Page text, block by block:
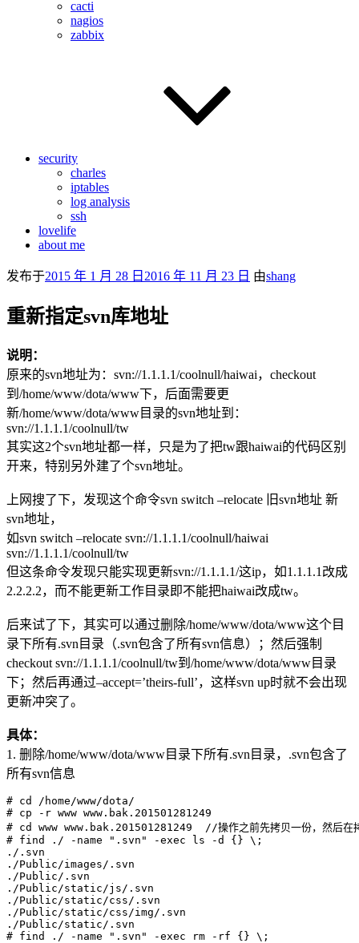
cacti
nagios
zabbix
security
charles
iptables
log analysis
ssh
lovelife
about me
发布于2015 年 1 月 28 日 2016 年 11 月 23 日 由shang
重新指定svn库地址
说明：
原来的svn地址为：svn://1.1.1.1/coolnull/haiwai，checkout
到/home/www/dota/www下，后面需要更
新/home/www/dota/www目录的svn地址到：
svn://1.1.1.1/coolnull/tw
其实这2个svn地址都一样，只是为了把tw跟haiwai的代码区别
开来，特别另外建了个svn地址。
上网搜了下，发现这个命令svn switch –relocate 旧svn地址 新
svn地址，
如svn switch –relocate svn://1.1.1.1/coolnull/haiwai
svn://1.1.1.1/coolnull/tw
但这条命令发现只能实现更新svn://1.1.1.1/这ip，如1.1.1.1改成
2.2.2.2，而不能更新工作目录即不能把haiwai改成tw。
后来试了下，其实可以通过删除/home/www/dota/www这个目
录下所有.svn目录（.svn包含了所有svn信息）；然后强制
checkout svn://1.1.1.1/coolnull/tw到/home/www/dota/www目录
下；然后再通过–accept=’theirs-full’，这样svn up时就不会出现
更新冲突了。
具体：
1. 删除/home/www/dota/www目录下所有.svn目录，.svn包含了
所有svn信息
# cd /home/www/dota/
# cp -r www www.bak.201501281249
# cd www www.bak.201501281249  //操作之前先拷贝一份，然后在
# find ./ -name ".svn" -exec ls -d {} \;
./.svn
./Public/images/.svn
./Public/.svn
./Public/static/js/.svn
./Public/static/css/.svn
./Public/static/css/img/.svn
./Public/static/.svn
# find ./ -name ".svn" -exec rm -rf {} \;